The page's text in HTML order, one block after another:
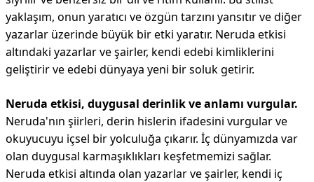
yaklaşım, onun yaratıcı ve özgün tarzını yansıtır ve diğer
yazarlar üzerinde büyük bir etki yaratır. Neruda etkisi
altındaki yazarlar ve şairler, kendi edebi kimliklerini
geliştirir ve edebi dünyaya yeni bir soluk getirir.
Neruda etkisi, duygusal derinlik ve anlamı vurgular.
Neruda'nın şiirleri, derin hislerin ifadesini vurgular ve
okuyucuyu içsel bir yolculuğa çıkarır. İç dünyamızda var
olan duygusal karmaşıklıkları keşfetmemizi sağlar.
Neruda etkisi altında olan yazarlar ve şairler, kendi iç